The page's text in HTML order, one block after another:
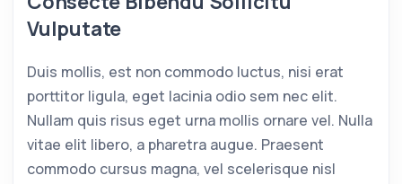
Vulputate
Duis mollis, est non commodo luctus, nisi erat
porttitor ligula, eget lacinia odio sem nec elit.
Nullam quis risus eget urna mollis ornare vel. Nulla
vitae elit libero, a pharetra augue. Praesent
commodo cursus magna, vel scelerisque nisl